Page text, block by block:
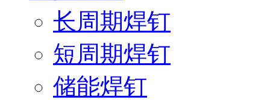
长周期焊钉
短周期焊钉
储能焊钉